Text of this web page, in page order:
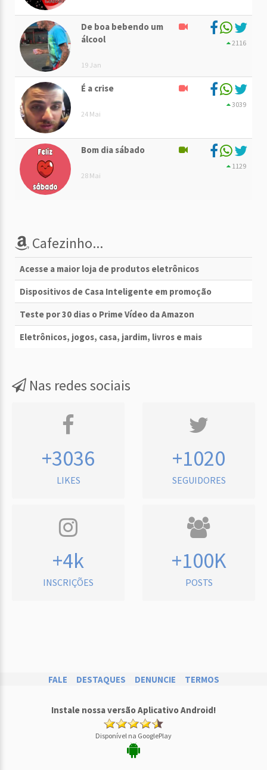
De boa bebendo um
álcool
19 Jan
2116
É a crise
24 Mai
3039
Bom dia sábado
28 Mai
1129
Cafezinho...
Acesse a maior loja de produtos eletrônicos
Dispositivos de Casa Inteligente em promoção
Teste por 30 dias o Prime Vídeo da Amazon
Eletrônicos, jogos, casa, jardim, livros e mais
Nas redes sociais
+3036
LIKES
+1020
SEGUIDORES
+4k
INSCRIÇÕES
+100K
POSTS
FALE DESTAQUES DENUNCIE TERMOS
Instale nossa versão Aplicativo Android!
Disponível na GooglePlay